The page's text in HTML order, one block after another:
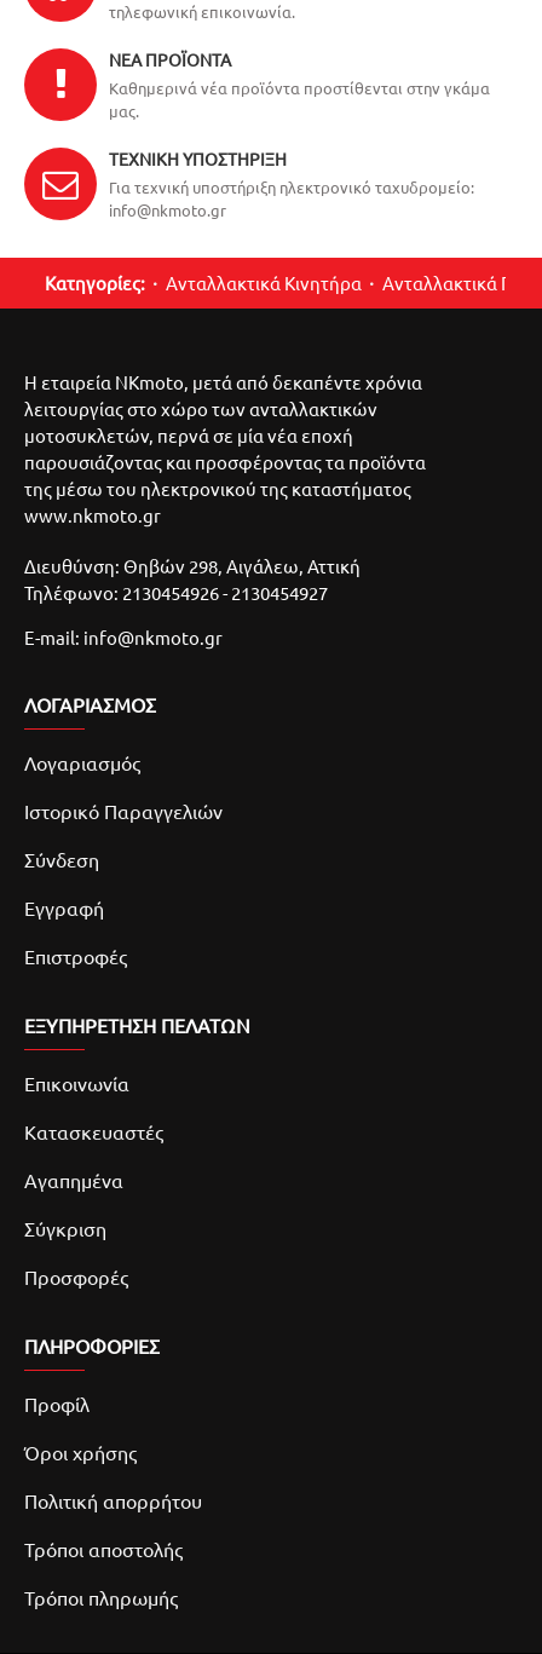
τηλεφωνική επικοινωνία.
ΝΈΑ ΠΡΟΪΌΝΤΑ
Καθημερινά νέα προϊόντα προστίθενται στην γκάμα
μας.
ΤΕΧΝΙΚΉ ΥΠΟΣΤΉΡΙΞΗ
Για τεχνική υποστήριξη ηλεκτρονικό ταχυδρομείο:
info@nkmoto.gr
Κατηγορίες: Ανταλλακτικά Κινητήρα Ανταλλακτικά
Η εταιρεία NKmoto, μετά από δεκαπέντε χρόνια
λειτουργίας στο χώρο των ανταλλακτικών
μοτοσυκλετών, περνά σε μία νέα εποχή
παρουσιάζοντας και προσφέροντας τα προϊόντα
της μέσω του ηλεκτρονικού της καταστήματος
www.nkmoto.gr
Διευθύνση: Θηβών 298, Αιγάλεω, Αττική
Τηλέφωνο: 2130454926 - 2130454927
E-mail: info@nkmoto.gr
ΛΟΓΑΡΙΑΣΜΌΣ
Λογαριασμός
Ιστορικό Παραγγελιών
Σύνδεση
Εγγραφή
Επιστροφές
ΕΞΥΠΗΡΕΤΗΣΗ ΠΕΛΑΤΩΝ
Επικοινωνία
Κατασκευαστές
Αγαπημένα
Σύγκριση
Προσφορές
ΠΛΗΡΟΦΟΡΙΕΣ
Προφίλ
Όροι χρήσης
Πολιτική απορρήτου
Τρόποι αποστολής
Τρόποι πληρωμής